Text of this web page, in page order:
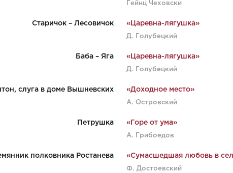
Гейнц Чеховски
Старичок – Лесовичок «Царевна-лягушка»
Д. Голубецкий
Баба – Яга «Царевна-лягушка»
Д. Голубецкий
слуга в доме Вышневских «Доходное место»
А. Островский
Петрушка «Горе от ума»
А. Грибоедов
полковника Ростанева «Сумасшедшая любовь в
Ф. Достоевский